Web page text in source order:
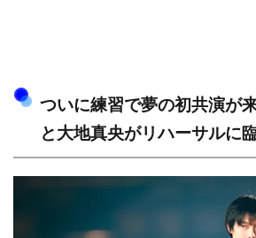
ついに練習で夢の初共演が
と大地真央がリハーサルに